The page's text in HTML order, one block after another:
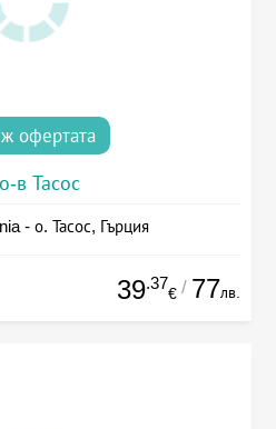
офертата
о-в Тасос
- о. Тасос, Гърция
39.37
€ / 77лв.